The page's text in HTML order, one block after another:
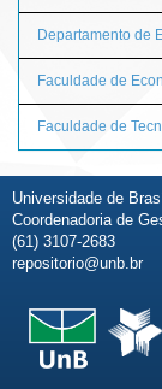
Departamento de
Faculdade de
Faculdade de
Universidade de
Coordenadoria de
(61) 3107-2683
repositorio@unb.br